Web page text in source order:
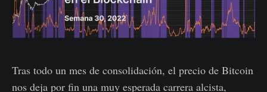
Tras todo un mes de consolidación, el precio de Bitcoin
nos deja por fin una muy esperada carrera alcista,